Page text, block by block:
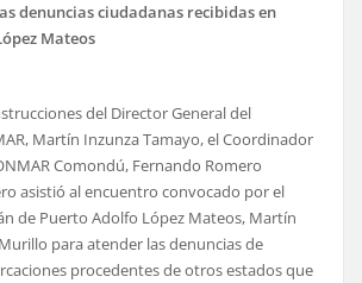
denuncias ciudadanas recibidas en
Mateos
del Director General del
Martín Inzunza Tamayo, el Coordinador
Comondú, Fernando Romero
asistió al encuentro convocado por el
de Puerto Adolfo López Mateos, Martín
para atender las denuncias de
procedentes de otros estados que